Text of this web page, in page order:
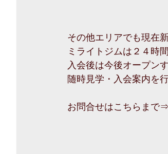
その他エリアでも現在
ミライトジムは２４時
入会後は今後オープン
随時見学・入会案内を
お問合せはこちらまで⇒